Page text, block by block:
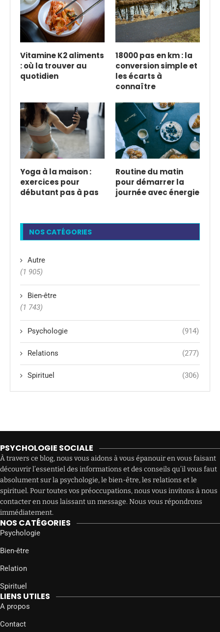
Vitamine K2 aliments
: où la trouver au
quotidien
18000 pas en km : la
conversion simple et
les écarts à
connaître
Yoga à la maison :
exercices pour
débutant pas à pas
Routine du matin
pour démarrer la
journée avec énergie
NOS CATÉGORIES
Autre
(1 905)
Bien-être
(1 743)
Psychologie (914)
Relations (277)
Spirituel (306)
PSYCHOLOGIE SOCIALE
À travers ce blog, nous vous aidons à vous épanouir en vous faisant
découvrir l’essentiel des informations et des conseils qu’il vous faut
absolument sur la psychologie, le bien-être, les relations et le
spirituel. Pour toutes vos préoccupations, nous vous invitons à nous
contacter en nous laissant un message. Nous vous répondrons
immédiatement.
NOS CATÉGORIES
Psychologie
Bien-être
Relation
Spirituel
LIENS UTILES
A propos
Contact